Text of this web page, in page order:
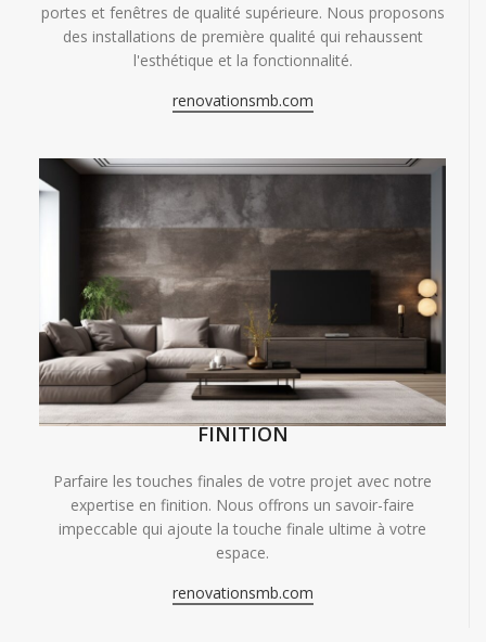
portes et fenêtres de qualité supérieure. Nous proposons
des installations de première qualité qui rehaussent
l'esthétique et la fonctionnalité.
renovationsmb.com
FINITION
Parfaire les touches finales de votre projet avec notre
expertise en finition. Nous offrons un savoir-faire
impeccable qui ajoute la touche finale ultime à votre
espace.
renovationsmb.com